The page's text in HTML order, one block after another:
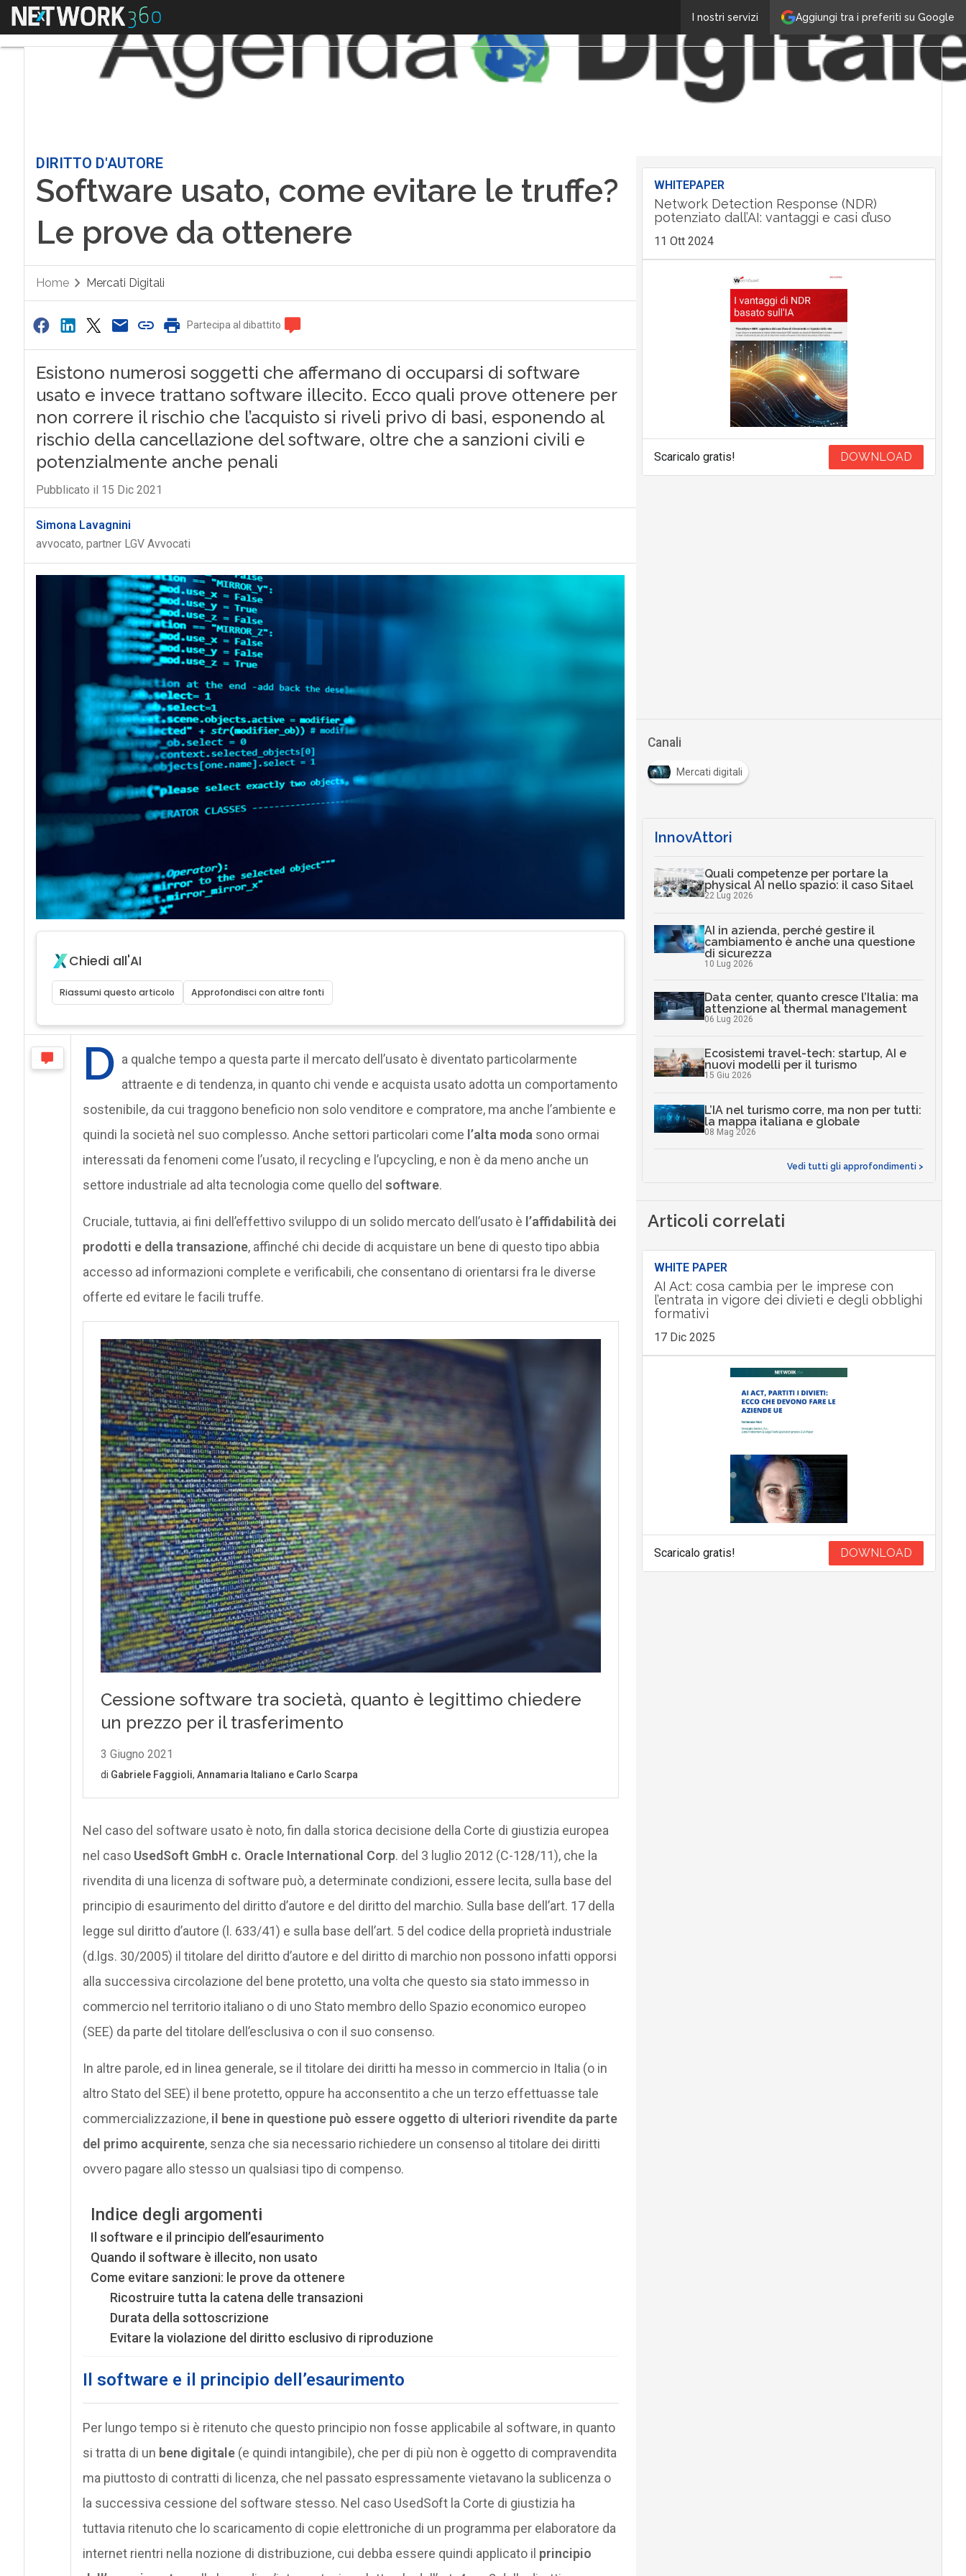
Aggiungi tra i preferiti su Google
I nostri servizi
Menu
DIRITTO D'AUTORE
Software usato, come evitare le truffe?
Le prove da ottenere
Home Mercati Digitali
Partecipa al dibattito
Esistono numerosi soggetti che affermano di occuparsi di software
usato e invece trattano software illecito. Ecco quali prove ottenere per
non correre il rischio che l’acquisto si riveli privo di basi, esponendo al
rischio della cancellazione del software, oltre che a sanzioni civili e
potenzialmente anche penali
Pubblicato il 15 Dic 2021
Simona Lavagnini
avvocato, partner LGV Avvocati
Chiedi all'AI
Riassumi questo articolo Approfondisci con altre fonti
D a qualche tempo a questa parte il mercato dell’usato è diventato particolarmente
attraente e di tendenza, in quanto chi vende e acquista usato adotta un comportamento
sostenibile, da cui traggono beneficio non solo venditore e compratore, ma anche l’ambiente e
quindi la società nel suo complesso. Anche settori particolari come l’alta moda sono ormai
interessati da fenomeni come l’usato, il recycling e l’upcycling, e non è da meno anche un
settore industriale ad alta tecnologia come quello del software.
Cruciale, tuttavia, ai fini dell’effettivo sviluppo di un solido mercato dell’usato è l’affidabilità dei
prodotti e della transazione, affinché chi decide di acquistare un bene di questo tipo abbia
accesso ad informazioni complete e verificabili, che consentano di orientarsi fra le diverse
offerte ed evitare le facili truffe.
Nel caso del software usato è noto, fin dalla storica decisione della Corte di giustizia europea
nel caso UsedSoft GmbH c. Oracle International Corp. del 3 luglio 2012 (C-128/11), che la
rivendita di una licenza di software può, a determinate condizioni, essere lecita, sulla base del
principio di esaurimento del diritto d’autore e del diritto del marchio. Sulla base dell’art. 17 della
legge sul diritto d’autore (l. 633/41) e sulla base dell’art. 5 del codice della proprietà industriale
(d.lgs. 30/2005) il titolare del diritto d’autore e del diritto di marchio non possono infatti opporsi
alla successiva circolazione del bene protetto, una volta che questo sia stato immesso in
commercio nel territorio italiano o di uno Stato membro dello Spazio economico europeo
(SEE) da parte del titolare dell’esclusiva o con il suo consenso.
In altre parole, ed in linea generale, se il titolare dei diritti ha messo in commercio in Italia (o in
altro Stato del SEE) il bene protetto, oppure ha acconsentito a che un terzo effettuasse tale
commercializzazione, il bene in questione può essere oggetto di ulteriori rivendite da parte
del primo acquirente, senza che sia necessario richiedere un consenso al titolare dei diritti
ovvero pagare allo stesso un qualsiasi tipo di compenso.
Indice degli argomenti
Il software e il principio dell’esaurimento
Quando il software è illecito, non usato
Come evitare sanzioni: le prove da ottenere
Ricostruire tutta la catena delle transazioni
Durata della sottoscrizione
Evitare la violazione del diritto esclusivo di riproduzione
Il software e il principio dell’esaurimento
Per lungo tempo si è ritenuto che questo principio non fosse applicabile al software, in quanto
si tratta di un bene digitale(e quindi intangibile), che per di più non è oggetto di compravendita
ma piuttosto di contratti di licenza, che nel passato espressamente vietavano la sublicenza o
la successiva cessione del software stesso. Nel caso UsedSoft la Corte di giustizia ha
tuttavia ritenuto che lo scaricamento di copie elettroniche di un programma per elaboratore da
internet rientri nella nozione di distribuzione, cui debba essere quindi applicato il principio
WHITEPAPER
Network Detection Response (NDR)
potenziato dall’AI: vantaggi e casi d’uso
11 Ott 2024
Scaricalo gratis! DOWNLOAD
Canali
Mercati digitali
InnovAttori
Quali competenze per portare la
physical AI nello spazio: il caso Sitael
22 Lug 2026
AI in azienda, perché gestire il
cambiamento è anche una questione
di sicurezza
10 Lug 2026
Data center, quanto cresce l’Italia: ma
attenzione al thermal management
06 Lug 2026
Ecosistemi travel-tech: startup, AI e
nuovi modelli per il turismo
15 Giu 2026
L’IA nel turismo corre, ma non per tutti:
la mappa italiana e globale
08 Mag 2026
Vedi tutti gli approfondimenti >
Articoli correlati
WHITE PAPER
AI Act: cosa cambia per le imprese con
l’entrata in vigore dei divieti e degli obblighi
formativi
17 Dic 2025
Scaricalo gratis! DOWNLOAD